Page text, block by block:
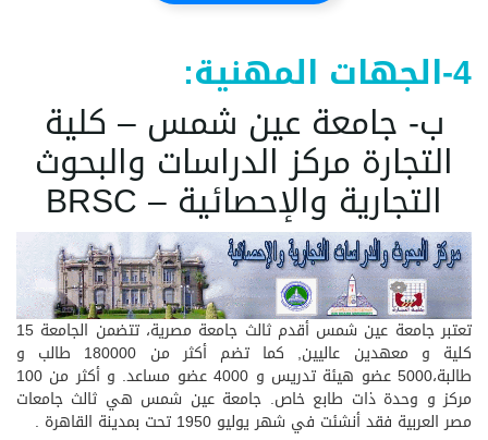
4-الجهات المهنية:
ب- جامعة عين شمس – كلية
التجارة مركز الدراسات والبحوث
التجارية والإحصائية – BRSC
تعتبر جامعة عين شمس أقدم ثالث جامعة مصرية، تتضمن الجامعة 15
كلية و معهدين عاليين, كما تضم أكثر من 180000 طالب و
طالبة،5000 عضو هيئة تدريس و 4000 عضو مساعد. و أكثر من 100
مركز و وحدة ذات طابع خاص. جامعة عين شمس هي ثالث جامعات
مصر العربية فقد أنشئت في شهر يوليو 1950 تحت بمدينة القاهرة .